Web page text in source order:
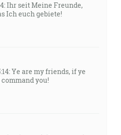
Ihr seit Meine Freunde,
Ich euch gebiete!
Ye are my friends, if ye
you!